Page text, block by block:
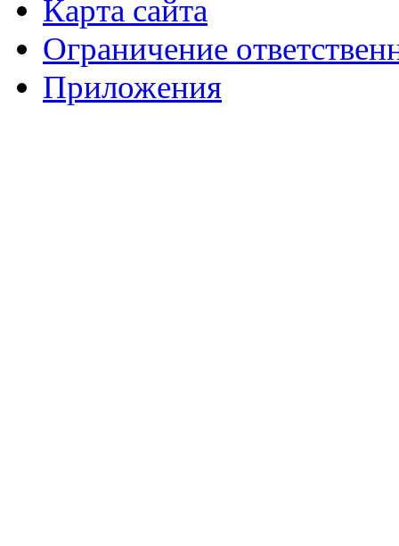
Карта сайта
Ограничение
Приложения